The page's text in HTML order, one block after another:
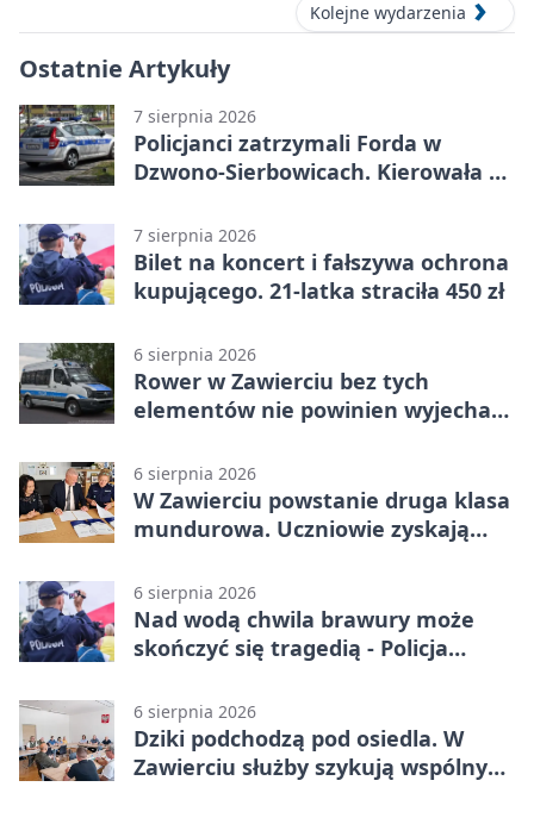
Kolejne wydarzenia
Ostatnie Artykuły
7 sierpnia 2026
Policjanci zatrzymali Forda w
Dzwono-Sierbowicach. Kierowała po
7 sierpnia 2026
Bilet na koncert i fałszywa ochrona
kupującego. 21-latka straciła 450 zł
6 sierpnia 2026
Rower w Zawierciu bez tych
elementów nie powinien wyjechać
6 sierpnia 2026
W Zawierciu powstanie druga klasa
mundurowa. Uczniowie zyskają
6 sierpnia 2026
Nad wodą chwila brawury może
skończyć się tragedią - Policja
6 sierpnia 2026
Dziki podchodzą pod osiedla. W
Zawierciu służby szykują wspólny